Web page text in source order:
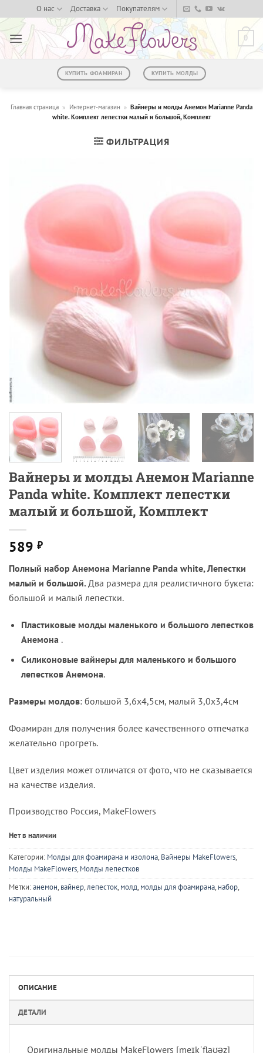
to
content
О нас Доставка Покупателям
0
КУПИТЬ ФОАМИРАН КУПИТЬ МОЛДЫ
Главная страница » Интернет-магазин » Вайнеры и молды Анемон Marianne Panda
white. Комплект лепестки малый и большой, Комплект
ФИЛЬТРАЦИЯ
Вайнеры и молды Анемон Marianne
Panda white. Комплект лепестки
малый и большой, Комплект
589 ₽
Полный набор Анемона Marianne Panda white, Лепестки
малый и большой. Два размера для реалистичного букета:
большой и малый лепестки.
Пластиковые молды маленького и большого лепестков
Анемона .
Силиконовые вайнеры для маленького и большого
лепестков Анемона.
Размеры молдов: большой 3,6х4,5см, малый 3,0х3,4см
Фоамиран для получения более качественного отпечатка
желательно прогреть.
Цвет изделия может отличатся от фото, что не сказывается
на качестве изделия.
Производство Россия, MakeFlowers
Нет в наличии
Категории: Молды для фоамирана и изолона, Вайнеры MakeFlowers,
Молды MakeFlowers, Молды лепестков
Метки:анемон, вайнер,лепесток, молд, молды для фоамирана, набор,
натуральный
ОПИСАНИЕ
ДЕТАЛИ
Оригинальные молды MakeFlowers [meɪkˈflaʊəz]